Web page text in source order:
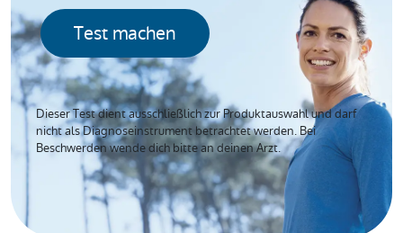
Test machen
Dieser Test dient ausschließlich zur Produktauswahl und darf
nicht als Diagnoseinstrument betrachtet werden. Bei
Beschwerden wende dich bitte an deinen Arzt.